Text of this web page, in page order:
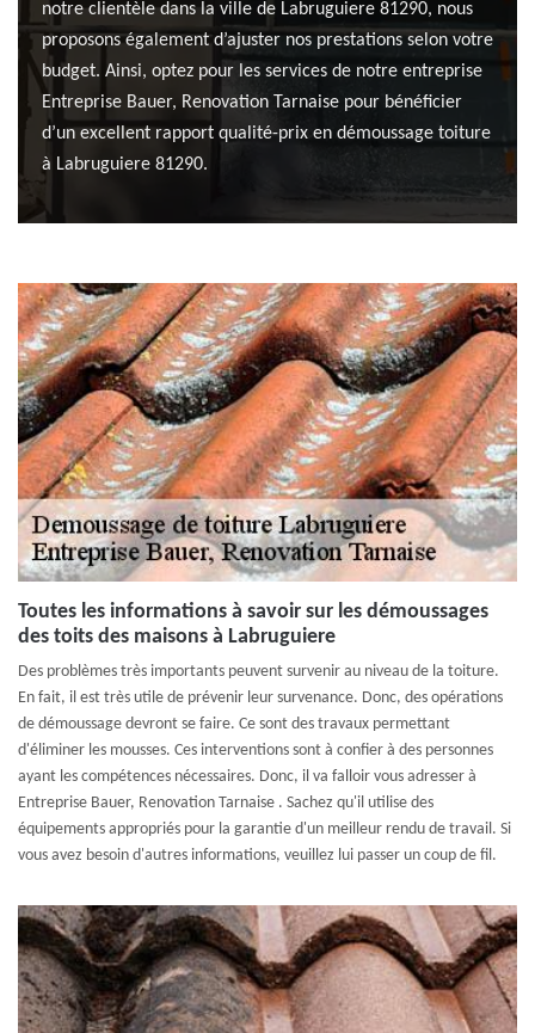
notre clientèle dans la ville de Labruguiere 81290, nous
proposons également d’ajuster nos prestations selon votre
budget. Ainsi, optez pour les services de notre entreprise
Entreprise Bauer, Renovation Tarnaise pour bénéficier
d’un excellent rapport qualité-prix en démoussage toiture
à Labruguiere 81290.
Toutes les informations à savoir sur les démoussages
des toits des maisons à Labruguiere
Des problèmes très importants peuvent survenir au niveau de la toiture.
En fait, il est très utile de prévenir leur survenance. Donc, des opérations
de démoussage devront se faire. Ce sont des travaux permettant
d'éliminer les mousses. Ces interventions sont à confier à des personnes
ayant les compétences nécessaires. Donc, il va falloir vous adresser à
Entreprise Bauer, Renovation Tarnaise . Sachez qu'il utilise des
équipements appropriés pour la garantie d'un meilleur rendu de travail. Si
vous avez besoin d'autres informations, veuillez lui passer un coup de fil.